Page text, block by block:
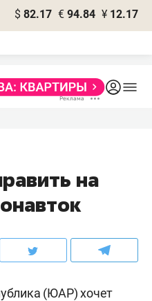
$ 82.17 € 94.84 ¥ 12.17
на
(ЮАР) хочет